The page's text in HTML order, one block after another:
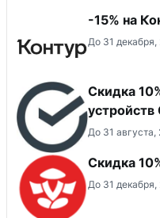
-15% на
До 31 декабря,
Скидка
До 31 августа,
Скидка
До 31 декабря,